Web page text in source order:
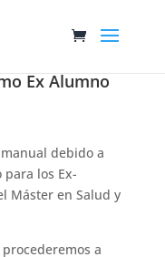
Ex Alumno
debido a
los Ex-
Máster en Salud y
a